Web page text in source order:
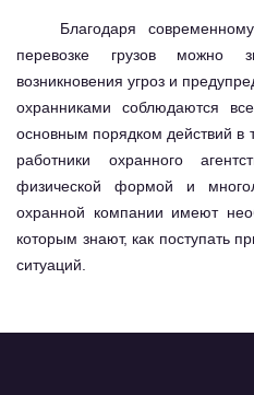
Благодаря
перевозке грузов можно
возникновения угроз и
охранниками соблюдаются
основным порядком действий в
работники охранного
физической формой и
охранной компании имеют
которым знают, как поступать
ситуаций.